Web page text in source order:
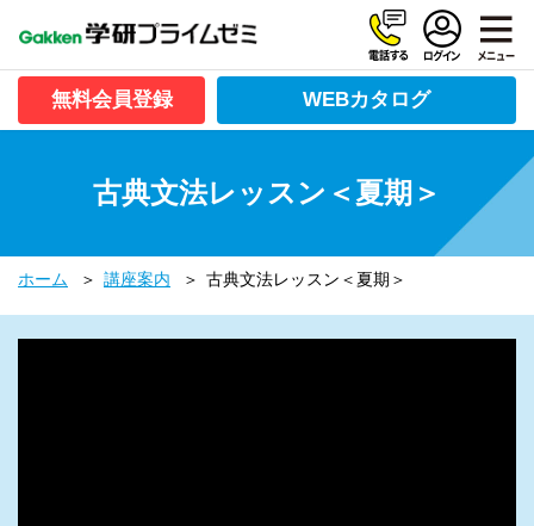
無料会員登録 WEBカタログ
古典文法レッスン＜夏期＞
ホーム 講座案内 古典文法レッスン＜夏期＞